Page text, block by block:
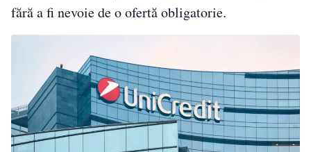
fără a fi nevoie de o ofertă obligatorie.